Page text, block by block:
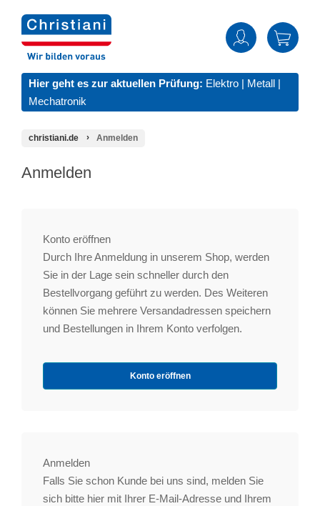
Hier geht es zur aktuellen Prüfung: Elektro | Metall |
Mechatronik
christiani.de Anmelden
Anmelden
Konto eröffnen
Durch Ihre Anmeldung in unserem Shop, werden
Sie in der Lage sein schneller durch den
Bestellvorgang geführt zu werden. Des Weiteren
können Sie mehrere Versandadressen speichern
und Bestellungen in Ihrem Konto verfolgen.
Konto eröffnen
Anmelden
Falls Sie schon Kunde bei uns sind, melden Sie
sich bitte hier mit Ihrer E-Mail-Adresse und Ihrem